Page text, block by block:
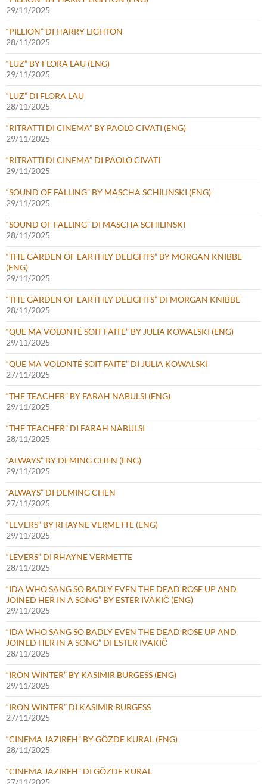
29/11/2025
“PILLION” DI HARRY LIGHTON
28/11/2025
“LUZ” BY FLORA LAU (ENG)
29/11/2025
“LUZ” DI FLORA LAU
28/11/2025
“RITRATTI DI CINEMA” BY PAOLO CIVATI (ENG)
29/11/2025
“RITRATTI DI CINEMA” DI PAOLO CIVATI
29/11/2025
“SOUND OF FALLING” BY MASCHA SCHILINSKI (ENG)
29/11/2025
“SOUND OF FALLING” DI MASCHA SCHILINSKI
28/11/2025
“THE GARDEN OF EARTHLY DELIGHTS” BY MORGAN KNIBBE
(ENG)
29/11/2025
“THE GARDEN OF EARTHLY DELIGHTS” DI MORGAN KNIBBE
28/11/2025
“QUE MA VOLONTÉ SOIT FAITE” BY JULIA KOWALSKI (ENG)
29/11/2025
“QUE MA VOLONTÉ SOIT FAITE” DI JULIA KOWALSKI
27/11/2025
“THE TEACHER” BY FARAH NABULSI (ENG)
29/11/2025
“THE TEACHER” DI FARAH NABULSI
28/11/2025
“ALWAYS” BY DEMING CHEN (ENG)
29/11/2025
“ALWAYS” DI DEMING CHEN
27/11/2025
“LEVERS” BY RHAYNE VERMETTE (ENG)
29/11/2025
“LEVERS” DI RHAYNE VERMETTE
28/11/2025
“IDA WHO SANG SO BADLY EVEN THE DEAD ROSE UP AND
JOINED HER IN A SONG” BY ESTER IVAKIČ (ENG)
29/11/2025
“IDA WHO SANG SO BADLY EVEN THE DEAD ROSE UP AND
JOINED HER IN A SONG” DI ESTER IVAKIČ
28/11/2025
“IRON WINTER” BY KASIMIR BURGESS (ENG)
29/11/2025
“IRON WINTER” DI KASIMIR BURGESS
27/11/2025
“CINEMA JAZIREH” BY GÖZDE KURAL (ENG)
28/11/2025
“CINEMA JAZIREH” DI GÖZDE KURAL